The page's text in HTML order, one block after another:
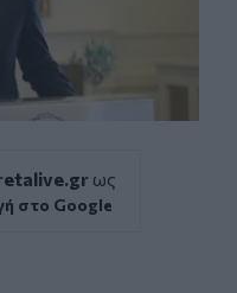
ως
στο Google